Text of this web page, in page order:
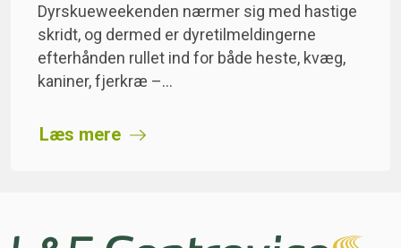
Dyrskueweekenden nærmer sig med hastige
skridt, og dermed er dyretilmeldingerne
efterhånden rullet ind for både heste, kvæg,
kaniner, fjerkræ –…
Læs mere